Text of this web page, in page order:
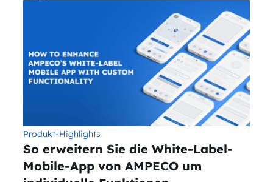
Produkt-Highlights
So erweitern Sie die White-Label-
Mobile-App von AMPECO um